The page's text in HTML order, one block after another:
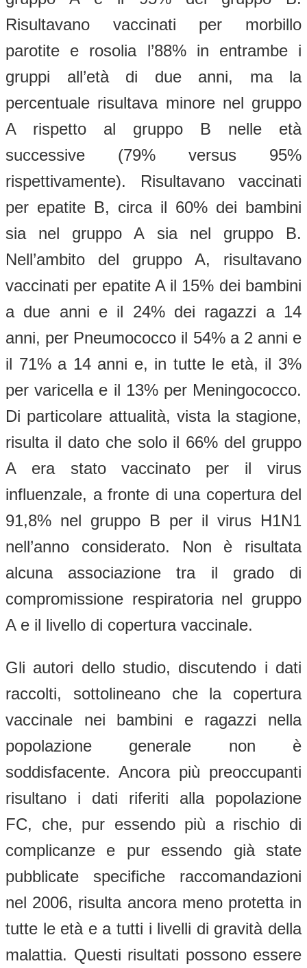
Risultavano vaccinati per morbillo
parotite e rosolia l’88% in entrambe i
gruppi all’età di due anni, ma la
percentuale risultava minore nel gruppo
A rispetto al gruppo B nelle età
successive (79% versus 95%
rispettivamente). Risultavano vaccinati
per epatite B, circa il 60% dei bambini
sia nel gruppo A sia nel gruppo B.
Nell’ambito del gruppo A, risultavano
vaccinati per epatite A il 15% dei bambini
a due anni e il 24% dei ragazzi a 14
anni, per Pneumococco il 54% a 2 anni e
il 71% a 14 anni e, in tutte le età, il 3%
per varicella e il 13% per Meningococco.
Di particolare attualità, vista la stagione,
risulta il dato che solo il 66% del gruppo
A era stato vaccinato per il virus
influenzale, a fronte di una copertura del
91,8% nel gruppo B per il virus H1N1
nell’anno considerato. Non è risultata
alcuna associazione tra il grado di
compromissione respiratoria nel gruppo
A e il livello di copertura vaccinale.
Gli autori dello studio, discutendo i dati
raccolti, sottolineano che la copertura
vaccinale nei bambini e ragazzi nella
popolazione generale non è
soddisfacente. Ancora più preoccupanti
risultano i dati riferiti alla popolazione
FC, che, pur essendo più a rischio di
complicanze e pur essendo già state
pubblicate specifiche raccomandazioni
nel 2006, risulta ancora meno protetta in
tutte le età e a tutti i livelli di gravità della
malattia. Questi risultati possono essere